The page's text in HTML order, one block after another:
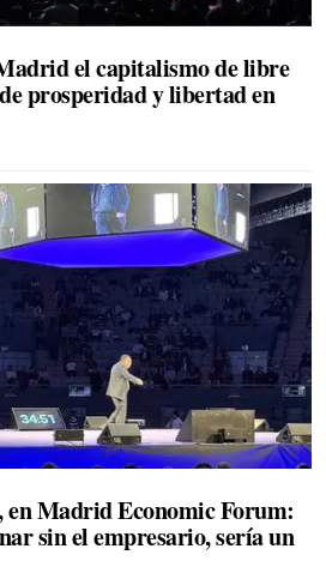
el capitalismo de libre
prosperidad y libertad en
en Madrid Economic Forum:
sin el empresario, sería un